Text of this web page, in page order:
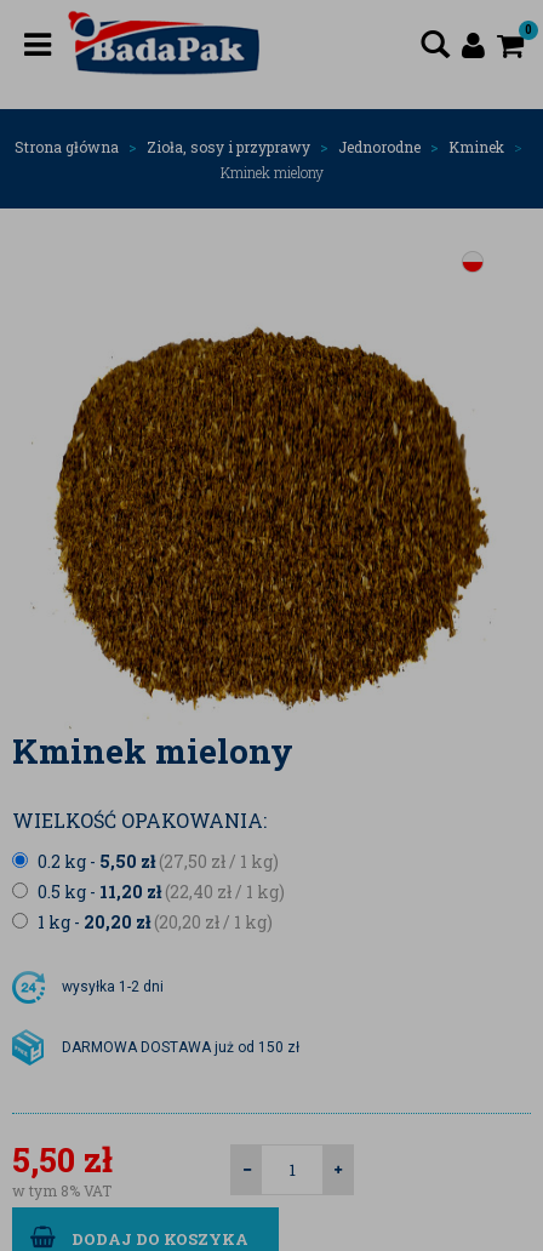
0
Strona główna Zioła, sosy i przyprawy Jednorodne
Kminek
Kminek mielony
Kminek mielony
WIELKOŚĆ OPAKOWANIA:
0.2 kg - 5,50 zł(27,50 zł / 1 kg)
0.5 kg - 11,20 zł(22,40 zł / 1 kg)
1 kg - 20,20 zł(20,20 zł / 1 kg)
wysyłka 1-2 dni
DARMOWA DOSTAWA już od 150 zł
5,50 zł
w tym 8% VAT
DODAJ DO KOSZYKA